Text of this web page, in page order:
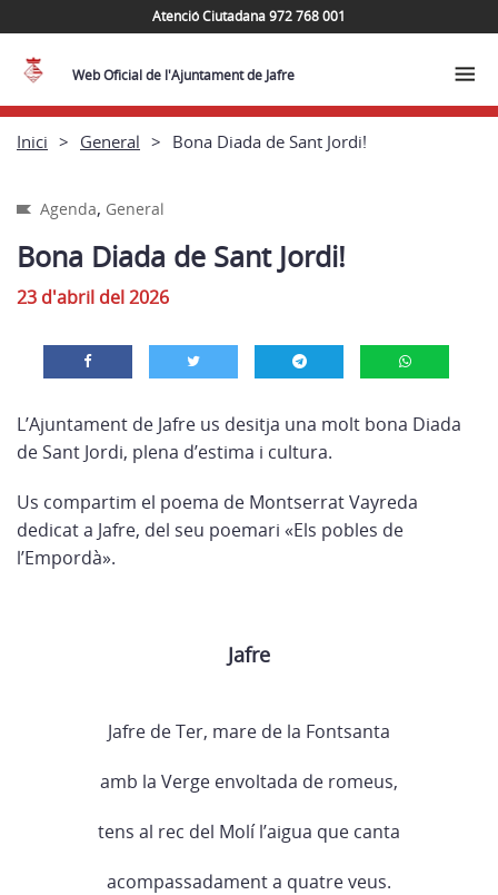
Atenció Ciutadana 972 768 001
Web Oficial de l'Ajuntament de Jafre
Inici General Bona Diada de Sant Jordi!
Agenda, General
Bona Diada de Sant Jordi!
23 d'abril del 2026
L’Ajuntament de Jafre us desitja una molt bona Diada
de Sant Jordi, plena d’estima i cultura.
Us compartim el poema de Montserrat Vayreda
dedicat a Jafre, del seu poemari «Els pobles de
l’Empordà».
Jafre
Jafre de Ter, mare de la Fontsanta
amb la Verge envoltada de romeus,
tens al rec del Molí l’aigua que canta
acompassadament a quatre veus.